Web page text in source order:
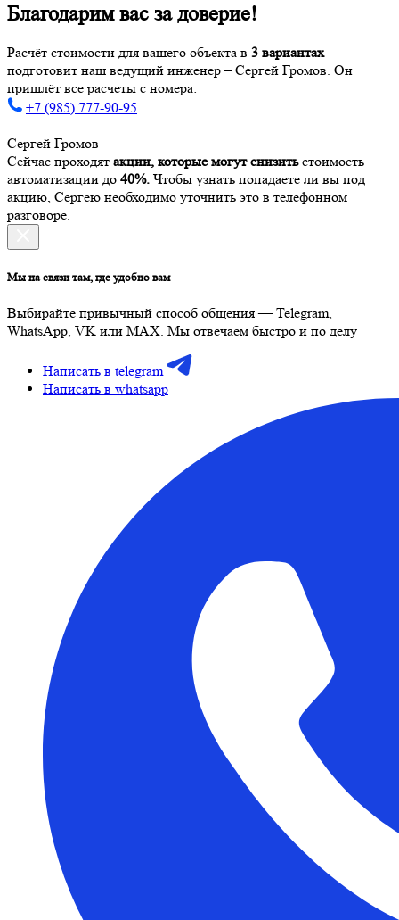
Благодарим вас за доверие!
Расчёт стоимости для вашего объекта в 3 вариантах
подготовит наш ведущий инженер – Сергей Громов. Он
пришлёт все расчеты с номера:
+7 (985) 777-90-95
Сергей Громов
Сейчас проходят акции, которые могут снизитьстоимость
автоматизации до 40%. Чтобы узнать попадаете ли вы под
акцию, Сергею необходимо уточнить это в телефонном
разговоре.
Мы на связи там, где удобно вам
Выбирайте привычный способ общения — Telegram,
WhatsApp, VK или MAX. Мы отвечаем быстро и по делу
Написать в telegram
Написать в whatsapp